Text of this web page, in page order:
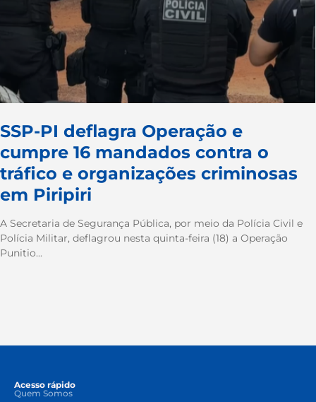
SSP-PI deflagra Operação e
cumpre 16 mandados contra o
tráfico e organizações criminosas
em Piripiri
A Secretaria de Segurança Pública, por meio da Polícia Civil e
Polícia Militar, deflagrou nesta quinta-feira (18) a Operação
Punitio...
Acesso rápido
Quem Somos